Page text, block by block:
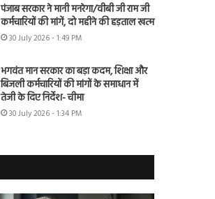
पंजाब सरकार ने मानी मनरेगा/वीबी जी राम जी
कर्मचारियों की मांगें, दो महीने की हड़ताल खत्म
30 July 2026 - 1:49 PM
भगवंत मान सरकार का बड़ा कदम, शिक्षा और
बिजली कर्मचारियों की मांगों के समाधान में
तेजी के दिए निर्देश- चीमा
30 July 2026 - 1:34 PM